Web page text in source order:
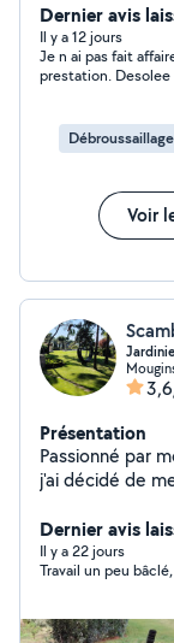
automatique -
créer des allées
potager De l'aménagement de jardin au simple
entretien, la
Dernier avis
Il y a 12 jours
Je n ai pas fait
prestation. Desolee
Voir
Présentation
Passionné par
j'ai décidé de
attentes Travaux d'entretien : *Tonte de gazon
*Traitement
Travaux de
Dernier avis
Il y a 22 jours
Travail un peu